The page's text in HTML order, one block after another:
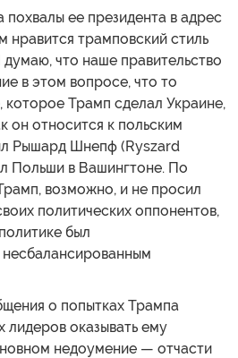
ее президента в адрес
нравится трамповский стиль
что наше правительство
в этом вопросе, что то
Трамп сделал Украине,
он относится к польским
Рышард Шнепф (Ryszard
Польши в Вашингтоне. По
возможно, и не просил
политических оппонентов,
был
о попытках Трампа
лидеров оказывать ему
недоумение — отчасти